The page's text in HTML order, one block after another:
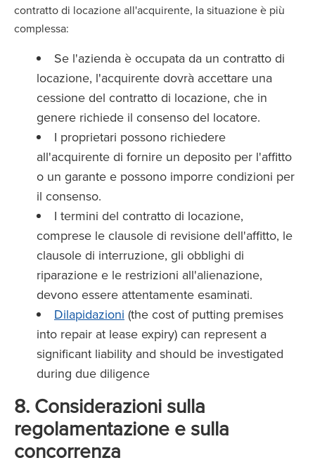
contratto di locazione all'acquirente, la situazione è più
complessa:
Se l'azienda è occupata da un contratto di
locazione, l'acquirente dovrà accettare una
cessione del contratto di locazione, che in
genere richiede il consenso del locatore.
I proprietari possono richiedere
all'acquirente di fornire un deposito per l'affitto
o un garante e possono imporre condizioni per
il consenso.
I termini del contratto di locazione,
comprese le clausole di revisione dell'affitto, le
clausole di interruzione, gli obblighi di
riparazione e le restrizioni all'alienazione,
devono essere attentamente esaminati.
Dilapidazioni (the cost of putting premises
into repair at lease expiry) can represent a
significant liability and should be investigated
during due diligence
8. Considerazioni sulla
regolamentazione e sulla
concorrenza